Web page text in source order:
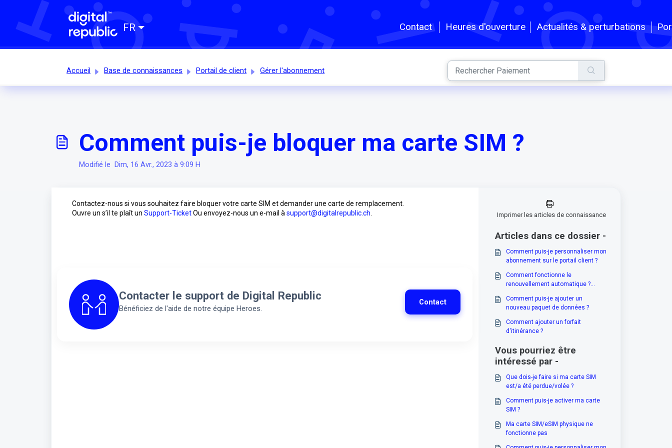
Passer au contenu principal
Contact Heures d'ouverture Actualités & perturbations
FR
Accueil Base de connaissances Portail de client Gérer l'abonnement
Comment puis-je bloquer ma carte SIM ?
Modifié le Dim, 16 Avr., 2023 à 9:09 H
Contactez-nous si vous souhaitez faire bloquer votre carte SIM et demander une carte de remplacement.
Ouvre un s’il te plaît un Support-TicketOu envoyez-nous un e-mail à support@digitalrepublic.ch
Contacter le support de Digital Republic
Bénéficiez de l'aide de notre équipe Heroes.
Contact
Imprimer les articles de connaissance
Articles dans ce dossier -
Comment puis-je personnaliser mon
abonnement sur le portail client ?
Comment fonctionne le
renouvellement automatique ?
Comment puis-je ajouter un
nouveau paquet de données ?
Comment ajouter un forfait
d'itinérance ?
Vous pourriez être
intéressé par -
Que dois-je faire si ma carte SIM
est/a été perdue/volée ?
Comment puis-je activer ma carte
SIM ?
Ma carte SIM/eSIM physique ne
fonctionne pas